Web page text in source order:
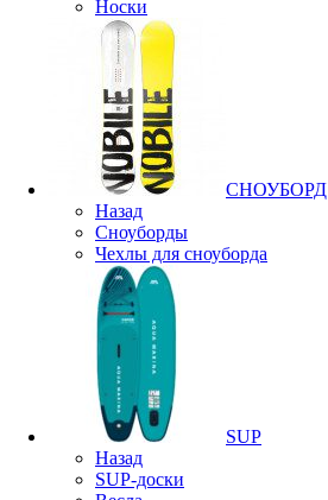
Носки
СНОУБОРД
Назад
Сноуборды
Чехлы для сноуборда
SUP
Назад
SUP-доски